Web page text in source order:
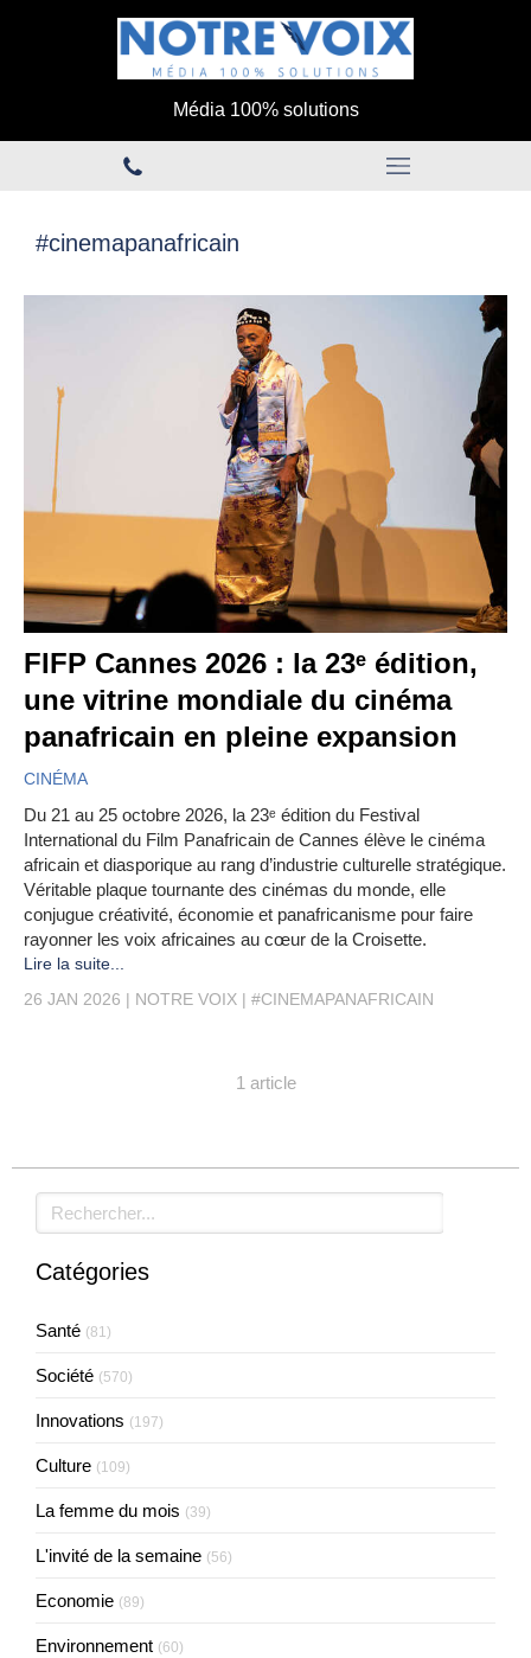
Média 100% solutions
#cinemapanafricain
FIFP Cannes 2026 : la 23ᵉ édition,
une vitrine mondiale du cinéma
panafricain en pleine expansion
CINÉMA
Du 21 au 25 octobre 2026, la 23ᵉ édition du Festival
International du Film Panafricain de Cannes élève le cinéma
africain et diasporique au rang d’industrie culturelle stratégique.
Véritable plaque tournante des cinémas du monde, elle
conjugue créativité, économie et panafricanisme pour faire
rayonner les voix africaines au cœur de la Croisette.
Lire la suite...
26 JAN 2026
NOTRE VOIX #CINEMAPANAFRICAIN
1 article
Rechercher
Catégories
Santé (81)
Société (570)
Innovations (197)
Culture (109)
La femme du mois (39)
L'invité de la semaine (56)
Economie (89)
Environnement (60)